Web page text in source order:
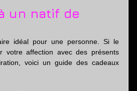
un natif de
idéal pour une personne. Si le
votre affection avec des présents
voici un guide des cadeaux